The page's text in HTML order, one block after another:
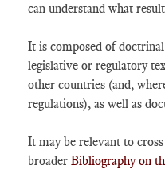
can understand what
It is composed of
legislative or regulatory
other countries (and,
regulations), as well as
It may be relevant to
broader Bibliography on